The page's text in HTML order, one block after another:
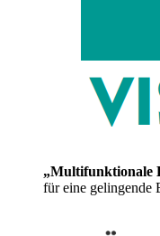
„Multifunktionale
für eine gelingende